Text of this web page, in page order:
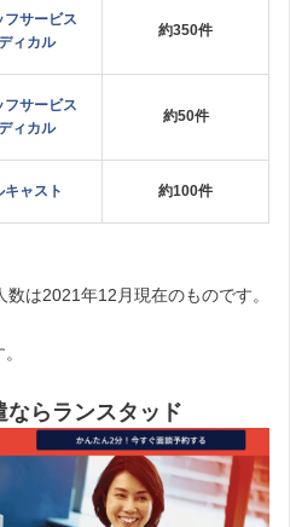
フサービス
ィカル
約350件
フサービス
ィカル
約50件
キャスト 約100件
は2021年12月現在のものです。
ならランスタッド